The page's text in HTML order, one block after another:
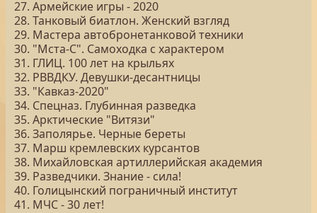
27. Армейские игры - 2020
28. Танковый биатлон. Женский взгляд
29. Мастера автобронетанковой техники
30. "Мста-С". Самоходка с характером
31. ГЛИЦ. 100 лет на крыльях
32. РВВДКУ. Девушки-десантницы
33. "Кавказ-2020"
34. Спецназ. Глубинная разведка
35. Арктические "Витязи"
36. Заполярье. Черные береты
37. Марш кремлевских курсантов
38. Михайловская артиллерийская академия
39. Разведчики. Знание - сила!
40. Голицынский пограничный институт
41. МЧС - 30 лет!